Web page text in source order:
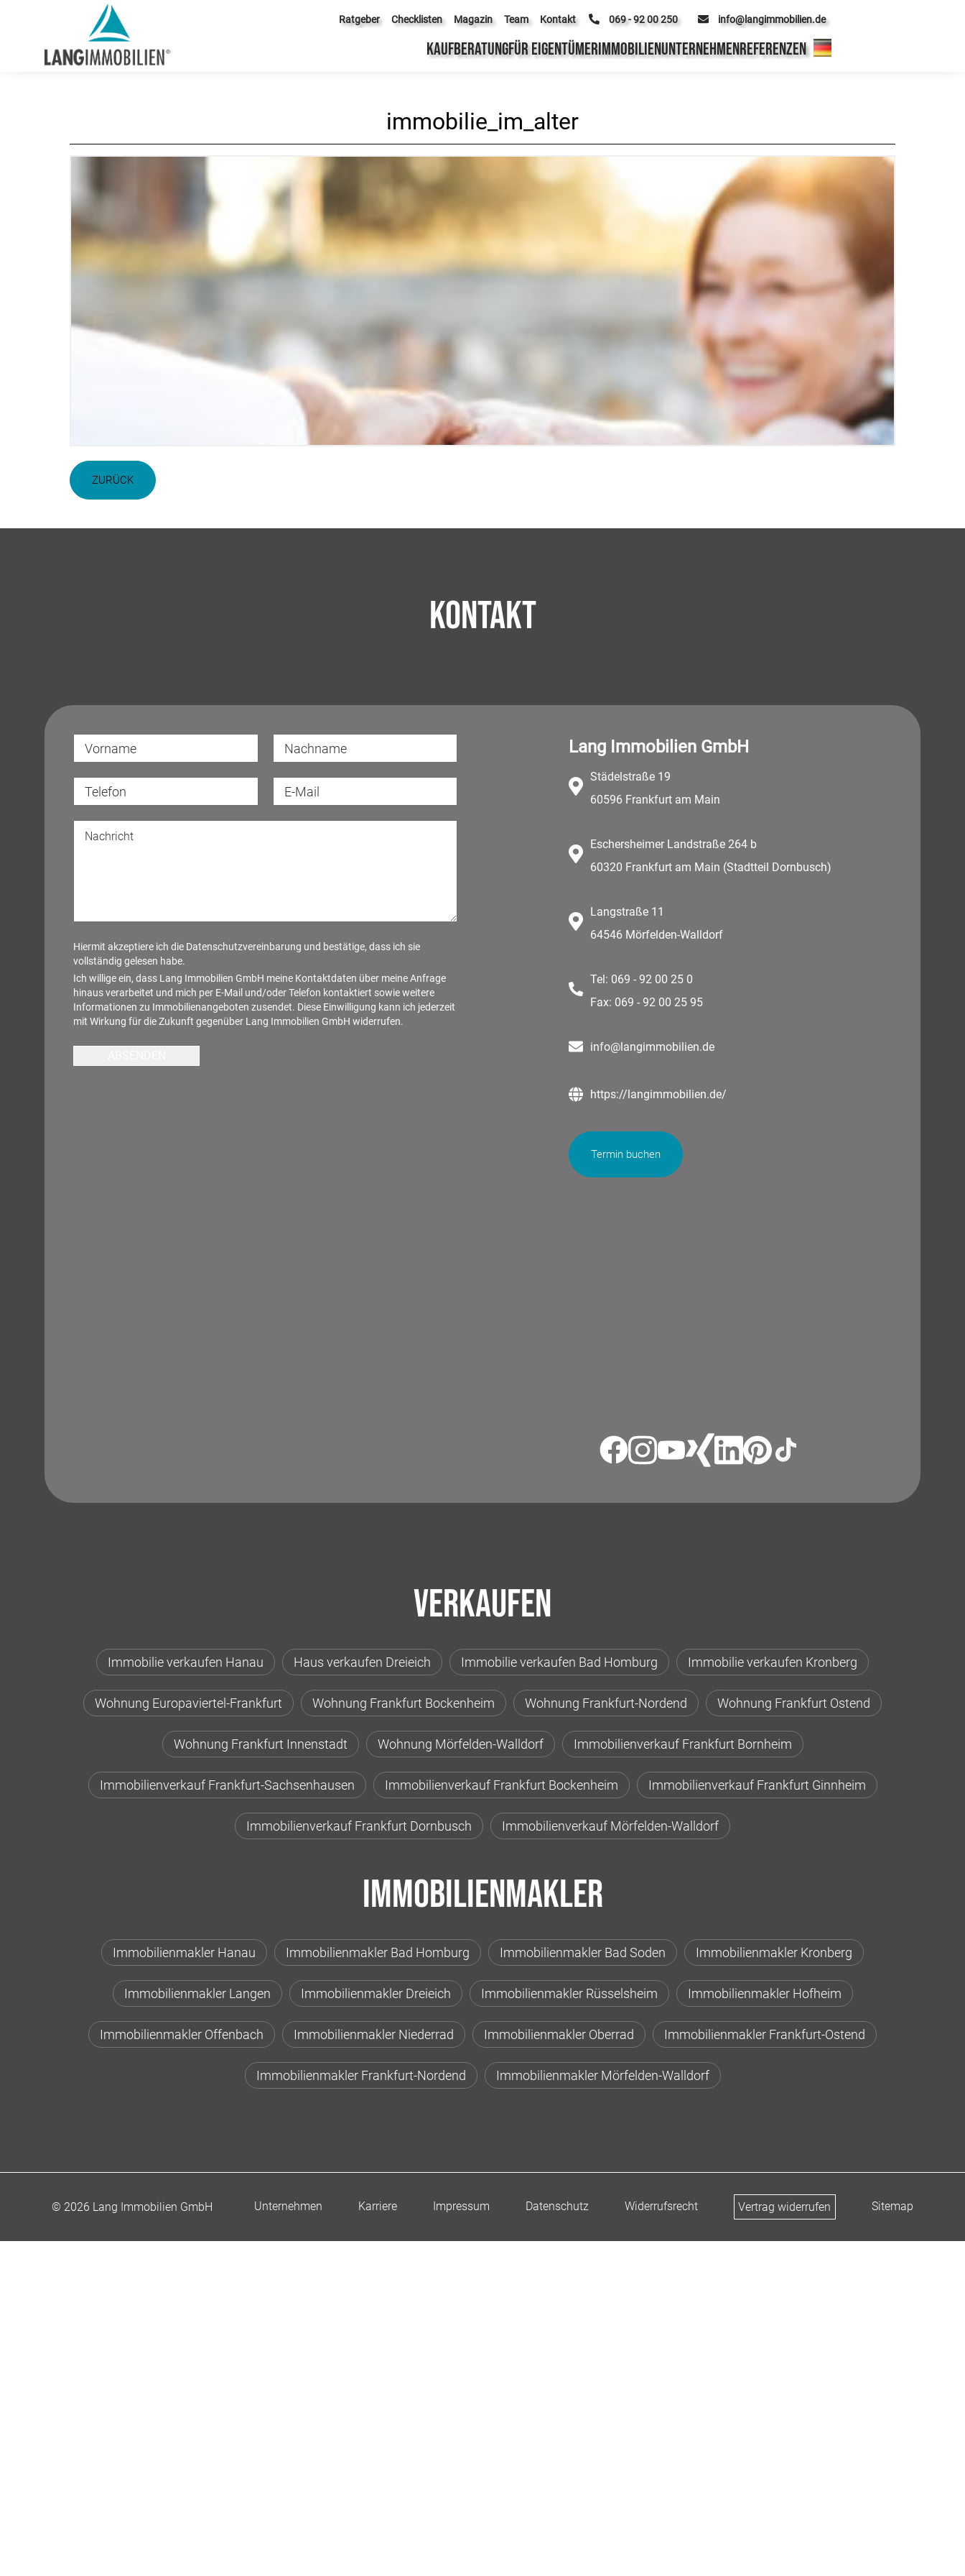
Ratgeber Checklisten Magazin Team Kontakt 069 - 92 00 250 info@langimmobilien.de
KAUFBERATUNGFÜR EIGENTÜMERIMMOBILIENUNTERNEHMENREFERENZEN
immobilie_im_alter
ZURÜCK
Kontakt
Hiermit akzeptiere ich die Datenschutzvereinbarung und bestätige, dass ich sie
vollständig gelesen habe.
Ich willige ein, dass Lang Immobilien GmbH meine Kontaktdaten über meine Anfrage
hinaus verarbeitet und mich per E-Mail und/oder Telefon kontaktiert sowie weitere
Informationen zu Immobilienangeboten zusendet. Diese Einwilligung kann ich jederzeit
mit Wirkung für die Zukunft gegenüber Lang Immobilien GmbH widerrufen.
Lang Immobilien GmbH
Städelstraße 19
60596 Frankfurt am Main
Eschersheimer Landstraße 264 b
60320 Frankfurt am Main (Stadtteil Dornbusch)
Langstraße 11
64546 Mörfelden-Walldorf
Tel: 069 - 92 00 25 0
Fax: 069 - 92 00 25 95
info@langimmobilien.de
https://langimmobilien.de/
Termin buchen
Verkaufen
Immobilie verkaufen Hanau Haus verkaufen Dreieich Immobilie verkaufen Bad Homburg Immobilie verkaufen Kronberg
Wohnung Europaviertel-Frankfurt Wohnung Frankfurt Bockenheim Wohnung Frankfurt-Nordend Wohnung Frankfurt Ostend
Wohnung Frankfurt Innenstadt Wohnung Mörfelden-Walldorf Immobilienverkauf Frankfurt Bornheim
Immobilienverkauf Frankfurt-Sachsenhausen Immobilienverkauf Frankfurt Bockenheim Immobilienverkauf Frankfurt Ginnheim
Immobilienverkauf Frankfurt Dornbusch Immobilienverkauf Mörfelden-Walldorf
Immobilienmakler
Immobilienmakler Hanau Immobilienmakler Bad Homburg Immobilienmakler Bad Soden Immobilienmakler Kronberg
Immobilienmakler Langen Immobilienmakler Dreieich Immobilienmakler Rüsselsheim Immobilienmakler Hofheim
Immobilienmakler Offenbach Immobilienmakler Niederrad Immobilienmakler Oberrad Immobilienmakler Frankfurt-Ostend
Immobilienmakler Frankfurt-Nordend Immobilienmakler Mörfelden-Walldorf
© 2026 Lang Immobilien GmbH Unternehmen Karriere Impressum Datenschutz Widerrufsrecht Vertrag widerrufen Sitemap